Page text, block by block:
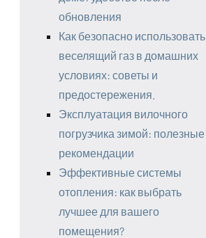
обновления
Как безопасно использовать
веселящий газ в домашних
условиях: советы и
предостережения.
Эксплуатация вилочного
погрузчика зимой: полезные
рекомендации
Эффективные системы
отопления: как выбрать
лучшее для вашего
помещения?